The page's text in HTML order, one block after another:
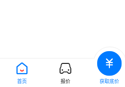
首页 报价 获取底价